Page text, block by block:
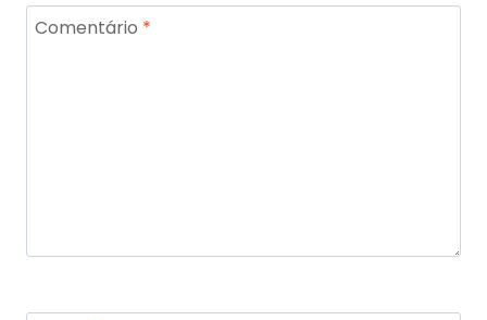
Comentário *